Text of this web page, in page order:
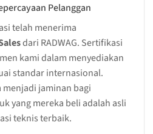
Pelanggan
telah menerima
dari RADWAG. Sertifikasi
kami dalam menyediakan
standar internasional.
jaminan bagi
yang mereka beli adalah asli
teknis terbaik.